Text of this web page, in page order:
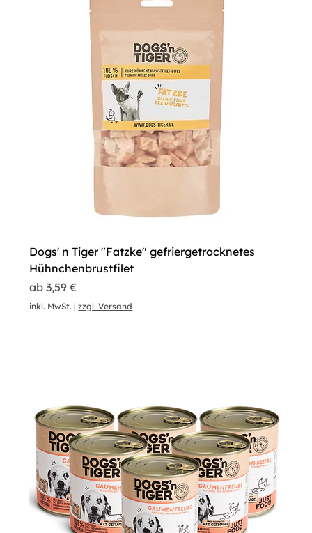
Dogs' n Tiger "Fatzke" gefriergetrocknetes
Hühnchenbrustfilet
ab3,59 €
Sale-Preis
inkl. MwSt. |zzgl. Versand